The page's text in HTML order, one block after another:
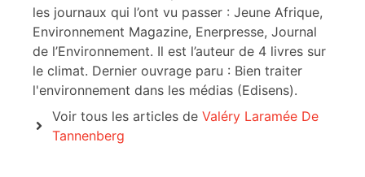
les journaux qui l’ont vu passer : Jeune Afrique,
Environnement Magazine, Enerpresse, Journal
de l’Environnement. Il est l’auteur de 4 livres sur
le climat. Dernier ouvrage paru : Bien traiter
l'environnement dans les médias (Edisens).
Voir tous les articles de Valéry Laramée De
Tannenberg